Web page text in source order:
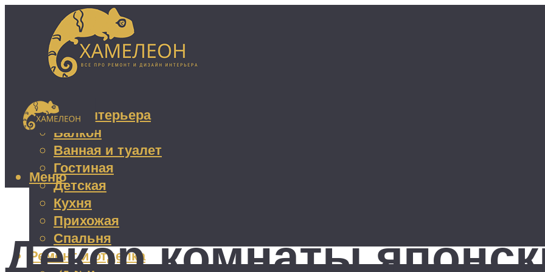
Дизайн интерьера
Балкон
Ванная и туалет
Гостиная
Детская
Кухня
Прихожая
Спальня
Ремонт и отделка
Меню
Декор комнаты